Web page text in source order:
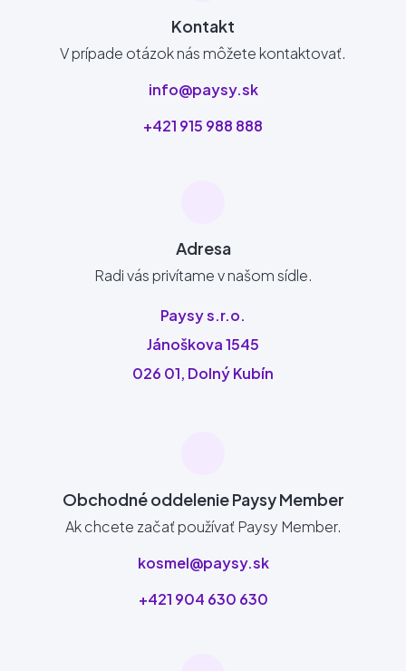
Kontakt
V prípade otázok nás môžete kontaktovať.
info@paysy.sk
+421 915 988 888
Adresa
Radi vás privítame v našom sídle.
Paysy s.r.o.
Jánoškova 1545
026 01, Dolný Kubín
Obchodné oddelenie Paysy Member
Ak chcete začať používať Paysy Member.
kosmel@paysy.sk
+421 904 630 630